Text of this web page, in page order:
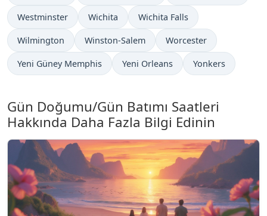
Westminster Wichita Wichita Falls
Wilmington Winston-Salem Worcester
Yeni Güney Memphis Yeni Orleans Yonkers
Gün Doğumu/Gün Batımı Saatleri
Hakkında Daha Fazla Bilgi Edinin